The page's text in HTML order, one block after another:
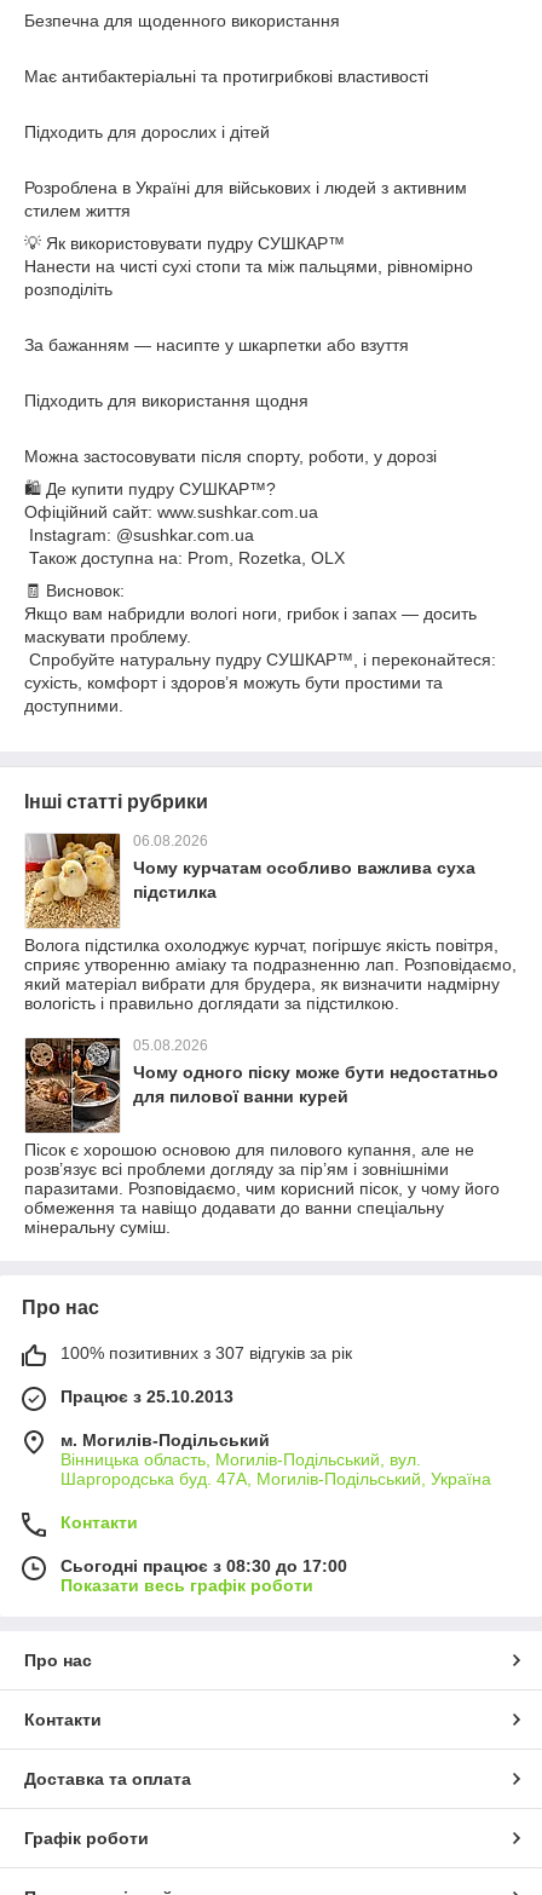
Безпечна для щоденного використання
Має антибактеріальні та протигрибкові властивості
Підходить для дорослих і дітей
Розроблена в Україні для військових і людей з активним
стилем життя
💡 Як використовувати пудру СУШКАР™
Нанести на чисті сухі стопи та між пальцями, рівномірно
розподіліть
За бажанням — насипте у шкарпетки або взуття
Підходить для використання щодня
Можна застосовувати після спорту, роботи, у дорозі
🛍 Де купити пудру СУШКАР™?
Офіційний сайт: www.sushkar.com.ua
Instagram: @sushkar.com.ua
Також доступна на: Prom, Rozetka, OLX
🧾 Висновок:
Якщо вам набридли вологі ноги, грибок і запах — досить
маскувати проблему.
Спробуйте натуральну пудру СУШКАР™, і переконайтеся:
сухість, комфорт і здоров’я можуть бути простими та
доступними.
Інші статті рубрики
06.08.2026
Чому курчатам особливо важлива суха
підстилка
Волога підстилка охолоджує курчат, погіршує якість повітря,
сприяє утворенню аміаку та подразненню лап. Розповідаємо,
який матеріал вибрати для брудера, як визначити надмірну
вологість і правильно доглядати за підстилкою.
05.08.2026
Чому одного піску може бути недостатньо
для пилової ванни курей
Пісок є хорошою основою для пилового купання, але не
розв’язує всі проблеми догляду за пір’ям і зовнішніми
паразитами. Розповідаємо, чим корисний пісок, у чому його
обмеження та навіщо додавати до ванни спеціальну
мінеральну суміш.
Про нас
100% позитивних з 307 відгуків за рік
Працює з 25.10.2013
м. Могилів-Подільський
Вінницька область, Могилів-Подільський, вул.
Шаргородська буд. 47А, Могилів-Подільський, Україна
Контакти
Сьогодні працює з 08:30 до 17:00
Показати весь графік роботи
Про нас
Контакти
Доставка та оплата
Графік роботи